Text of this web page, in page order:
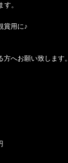
。
賞用に♪
へお願い致します。